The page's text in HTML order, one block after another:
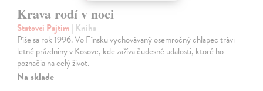
Krava rodí v noci
Statovci Pajtim | Kniha
Píše sa rok 1996. Vo Fínsku vychovávaný osemročný chlapec trávi
letné prázdniny v Kosove, kde zažíva čudesné udalosti, ktoré ho
poznačia na celý život.
Na sklade